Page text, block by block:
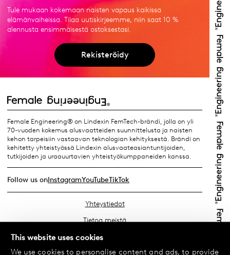
This website uses cookies
We use cookies to personalise content and ads, to provide
Tule mukaan kokemaan naisten vapaus kaikissa
elämänvaiheissa. Tilaa uutiskirjeemme, niin saat 10 %
alennusta ensimmäisestä ostoksestasi.
Rekisteröidy
Female Engineering® on Lindexin FemTech-brändi, jolla on yli
70-vuoden kokemus alusvaatteiden suunnittelusta ja naisten
kehon tarpeisiin vastaavan teknologian kehityksestä. Brändi on
kehitetty yhteistyössä Lindexin alusvaateasiantuntijoiden,
tutkijoiden ja uraauurtavien yhteistyökumppaneiden kanssa.
Follow us onInstagramYouTubeTikTok
Yhteystiedot
Tietoa meistä
Etsi lähin myymäläsi